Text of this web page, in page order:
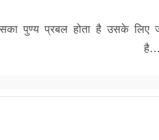
पुण्य प्रबल होता है उसके लिए